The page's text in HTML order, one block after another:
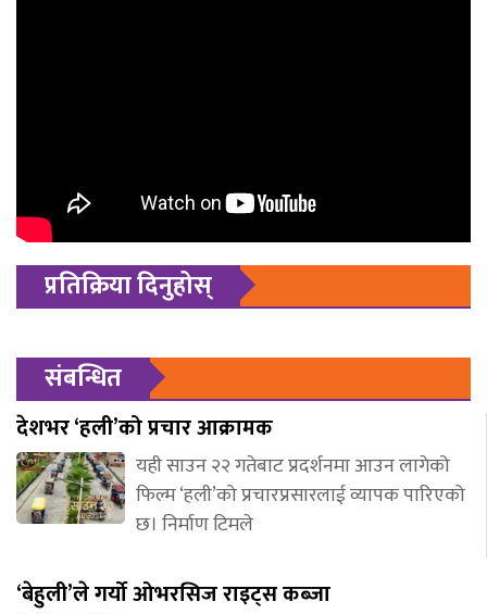
प्रतिक्रिया दिनुहोस्
संबन्धित
देशभर ‘हली’को प्रचार आक्रामक
यही साउन २२ गतेबाट प्रदर्शनमा आउन लागेको
फिल्म ‘हली’को प्रचारप्रसारलाई व्यापक पारिएको
छ। निर्माण टिमले
‘बेहुली’ले गर्यो ओभरसिज राइट्स कब्जा